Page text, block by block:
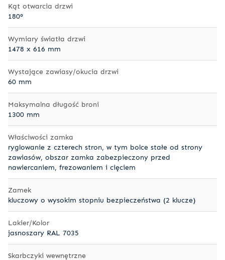
Kąt otwarcia drzwi
180°
Wymiary światła drzwi
1478 x 616 mm
Wystające zawiasy/okucia drzwi
60 mm
Maksymalna długość broni
1300 mm
Właściwości zamka
ryglowanie z czterech stron, w tym bolce stałe od strony
zawiasów, obszar zamka zabezpieczony przed
nawiercaniem, frezowaniem i cięciem
Zamek
kluczowy o wysokim stopniu bezpieczeństwa (2 klucze)
Lakier/Kolor
jasnoszary RAL 7035
Skarbczyki wewnętrzne